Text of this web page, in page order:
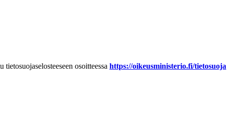
osoitteessa https://oikeusministerio.fi/tietosuoja